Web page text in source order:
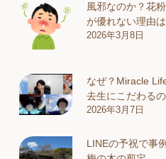
風邪なのか？花
が優れない理由
2026年3月8日
なぜ？Miracle
去生にこだわる
2026年3月7日
LINEの予祝で事